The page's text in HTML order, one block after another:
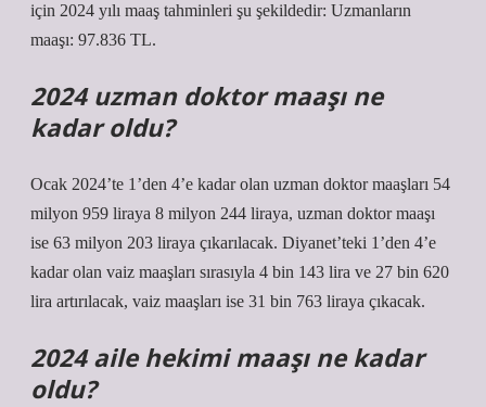
için 2024 yılı maaş tahminleri şu şekildedir: Uzmanların
maaşı: 97.836 TL.
2024 uzman doktor maaşı ne
kadar oldu?
Ocak 2024’te 1’den 4’e kadar olan uzman doktor maaşları 54
milyon 959 liraya 8 milyon 244 liraya, uzman doktor maaşı
ise 63 milyon 203 liraya çıkarılacak. Diyanet’teki 1’den 4’e
kadar olan vaiz maaşları sırasıyla 4 bin 143 lira ve 27 bin 620
lira artırılacak, vaiz maaşları ise 31 bin 763 liraya çıkacak.
2024 aile hekimi maaşı ne kadar
oldu?